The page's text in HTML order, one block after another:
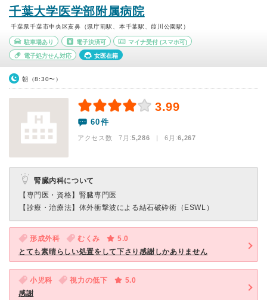
千葉大学医学部附属病院
千葉県千葉市中央区亥鼻（県庁前駅、本千葉駅、葭川公園駅）
駐車場あり 電子決済可 マイナ受付 (スマホ可)
電子処方せん対応 女医在籍
朝（8:30〜）
3.99
60件
アクセス数 7月:5,286 | 6月:6,267
腎臓内科について
【専門医・資格】 腎臓専門医
【診療・治療法】 体外衝撃波による結石破砕術（ESWL）
形成外科 むくみ
5.0
とても素晴らしい処置をして下さり感謝しかありません
小児科 視力の低下
5.0
感謝